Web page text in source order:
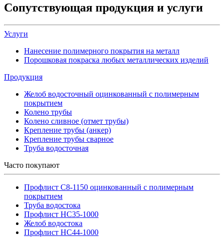
Сопутствующая продукция и услуги
Услуги
Нанесение полимерного покрытия на металл
Порошковая покраска любых металлических изделий
Продукция
Желоб водосточный оцинкованный с полимерным
покрытием
Колено трубы
Колено сливное (отмет трубы)
Крепление трубы (анкер)
Крепление трубы сварное
Труба водосточная
Часто покупают
Профлист С8-1150 оцинкованный с полимерным
покрытием
Труба водостока
Профлист НС35-1000
Желоб водостока
Профлист НС44-1000